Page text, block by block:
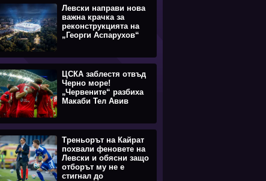
Левски направи нова
важна крачка за
реконструкцията на
„Георги Аспарухов“
ЦСКА заблестя отвъд
Черно море!
„Червените“ разбиха
Макаби Тел Авив
Треньорът на Кайрат
похвали феновете на
Левски и обясни защо
отборът му не е
стигнал до